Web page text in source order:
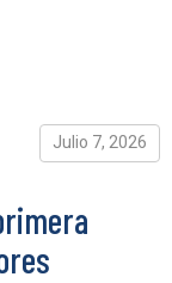
Julio 7, 2026